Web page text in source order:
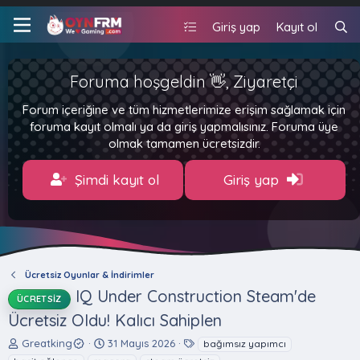
Giriş yap Kayıt ol
Foruma hoşgeldin 👋, Ziyaretçi
Forum içeriğine ve tüm hizmetlerimize erişim sağlamak için
foruma kayıt olmalı ya da giriş yapmalısınız. Foruma üye
olmak tamamen ücretsizdir.
Şimdi kayıt ol Giriş yap
Ücretsiz Oyunlar & İndirimler
ÜCRETSIZ
IQ Under Construction Steam'de
Ücretsiz Oldu! Kalıcı Sahiplen
K
Greatking
B
31 Mayıs 2026
t
bağımsız yapımcı